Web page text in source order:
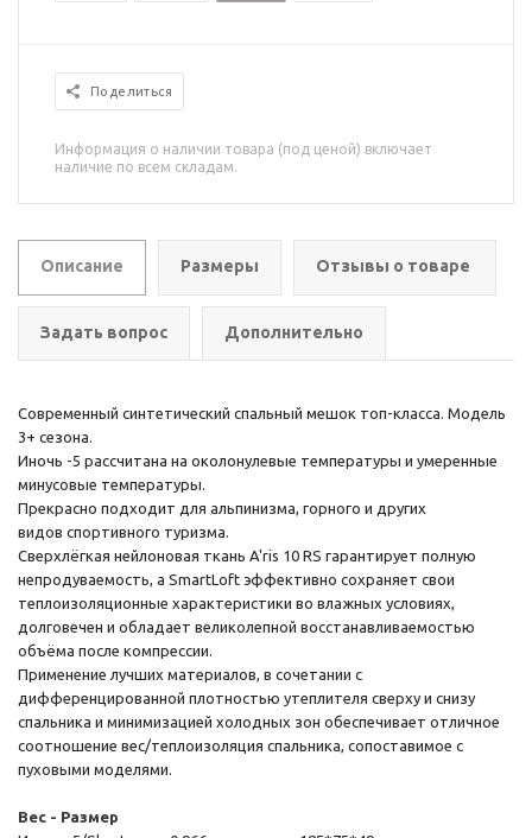
Поделиться
Информация о наличии товара (под ценой) включает
наличие по всем складам.
Описание Размеры Отзывы о товаре
Задать вопрос Дополнительно
Современный синтетический спальный мешок топ-класса. Модель
3+ сезона.
Иночь -5 рассчитана на околонулевые температуры и умеренные
минусовые температуры.
Прекрасно подходит для альпинизма, горного и других
видов спортивного туризма.
Сверхлёгкая нейлоновая ткань A'ris 10 RS гарантирует полную
непродуваемость, а SmartLoft эффективно сохраняет свои
теплоизоляционные характеристики во влажных условиях,
долговечен и обладает великолепной восстанавливаемостью
объёма после компрессии.
Применение лучших материалов, в сочетании с
дифференцированной плотностью утеплителя сверху и снизу
спальника и минимизацией холодных зон обеспечивает отличное
соотношение вес/теплоизоляция спальника, сопоставимое с
пуховыми моделями.
Вес - Размер